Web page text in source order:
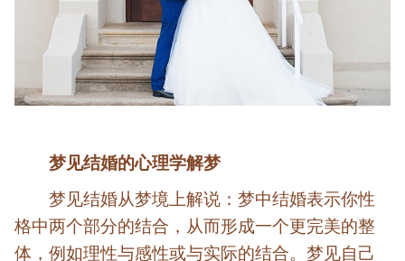
梦见结婚的心理学解梦
梦见结婚从梦境上解说：梦中结婚表示你性
格中两个部分的结合，从而形成一个更完美的整
体，例如理性与感性或与实际的结合。梦见自己